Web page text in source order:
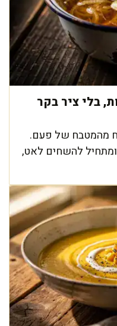
משגע ב-10 דקות, בלי ציר בקר
מהמטבח של פעם.
להשחים לאט,